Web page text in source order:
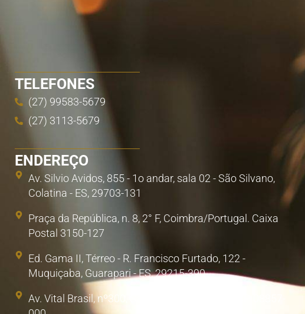
TELEFONES
(27) 99583-5679
(27) 3113-5679
ENDEREÇO
Av. Silvio Avidos, 855 - 1o andar, sala 02 - São Silvano,
Colatina - ES, 29703-131
Praça da República, n. 8, 2° F, Coimbra/Portugal. Caixa
Postal 3150-127
Ed. Gama II, Térreo - R. Francisco Furtado, 122 -
Muquiçaba, Guarapari - ES, 29215-390
Av. Vital Brasil, nº300, Sala 1. Poá, São Paulo/SP. 08857-